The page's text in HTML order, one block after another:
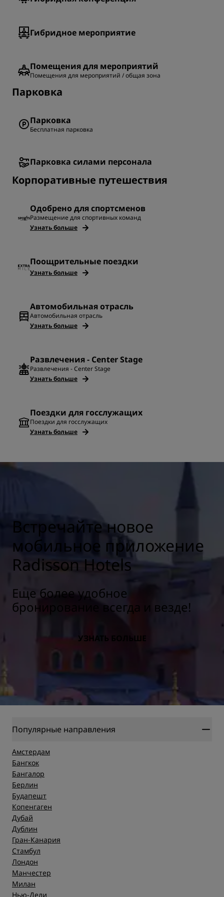
Гибридное мероприятие
Помещения для мероприятий
Помещения для мероприятий / общая зона
Парковка
Парковка
Бесплатная парковка
Парковка силами персонала
Корпоративные путешествия
Одобрено для спортсменов
Размещение для спортивных команд
Узнать больше
Поощрительные поездки
Узнать больше
Автомобильная отрасль
Автомобильная отрасль
Узнать больше
Развлечения - Center Stage
Развлечения - Center Stage
Узнать больше
Поездки для госслужащих
Поездки для госслужащих
Узнать больше
Встречайте новое
мобильное приложение
Radisson Hotels
Еще более удобное
бронирование всегда и везде!
УЗНАТЬ БОЛЬШЕ
Популярные направления
Амстердам
Бангкок
Бангалор
Берлин
Будапешт
Копенгаген
Дубай
Дублин
Гран-Канария
Стамбул
Лондон
Манчестер
Милан
Нью-Дели